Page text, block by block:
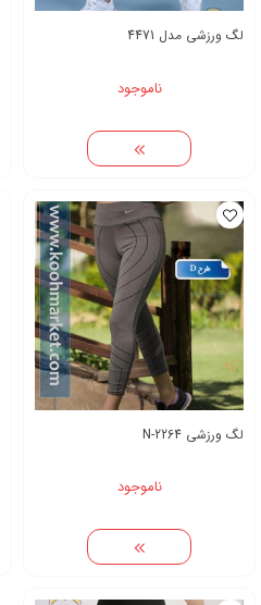
لگ ورزشی مدل 4471
ناموجود
لگ ورزشی N-2264
ناموجود